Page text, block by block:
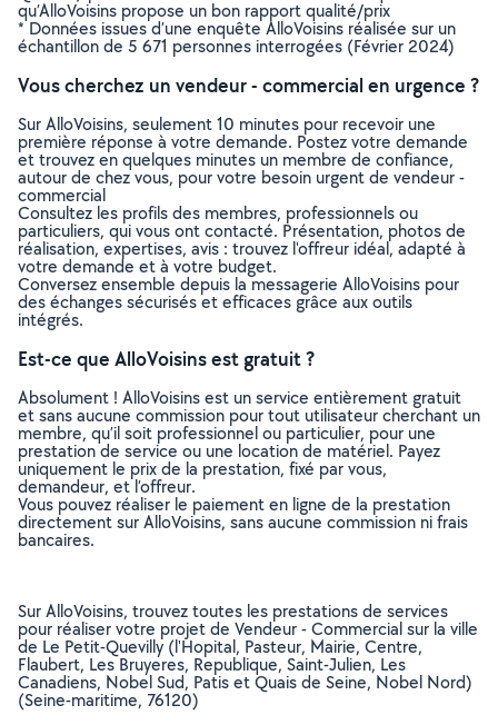
qu’AlloVoisins propose un bon rapport qualité/prix
* Données issues d’une enquête AlloVoisins réalisée sur un
échantillon de 5 671 personnes interrogées (Février 2024)
Vous cherchez un vendeur - commercial en urgence ?
Sur AlloVoisins, seulement 10 minutes pour recevoir une
première réponse à votre demande. Postez votre demande
et trouvez en quelques minutes un membre de confiance,
autour de chez vous, pour votre besoin urgent de vendeur -
commercial
Consultez les profils des membres, professionnels ou
particuliers, qui vous ont contacté. Présentation, photos de
réalisation, expertises, avis : trouvez l'offreur idéal, adapté à
votre demande et à votre budget.
Conversez ensemble depuis la messagerie AlloVoisins pour
des échanges sécurisés et efficaces grâce aux outils
intégrés.
Est-ce que AlloVoisins est gratuit ?
Absolument ! AlloVoisins est un service entièrement gratuit
et sans aucune commission pour tout utilisateur cherchant un
membre, qu’il soit professionnel ou particulier, pour une
prestation de service ou une location de matériel. Payez
uniquement le prix de la prestation, fixé par vous,
demandeur, et l’offreur.
Vous pouvez réaliser le paiement en ligne de la prestation
directement sur AlloVoisins, sans aucune commission ni frais
bancaires.
Sur AlloVoisins, trouvez toutes les prestations de services
pour réaliser votre projet de Vendeur - Commercial sur la ville
de Le Petit-Quevilly (l'Hopital, Pasteur, Mairie, Centre,
Flaubert, Les Bruyeres, Republique, Saint-Julien, Les
Canadiens, Nobel Sud, Patis et Quais de Seine, Nobel Nord)
(Seine-maritime, 76120)